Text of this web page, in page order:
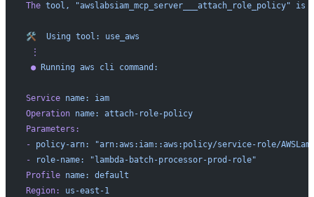
The tool, "awslabsiam_mcp_server___attach_role_policy" is
🛠️
  Using
tool:
use_aws
⋮
● Running aws cli command:
Service name:
iam
Operation name:
attach-role-policy
Parameters:
- policy-arn:
"arn:aws:iam::aws:policy/service-role/
- role-name:
"lambda-batch-processor-prod-role"
Profile name:
default
Region:
us-east-1